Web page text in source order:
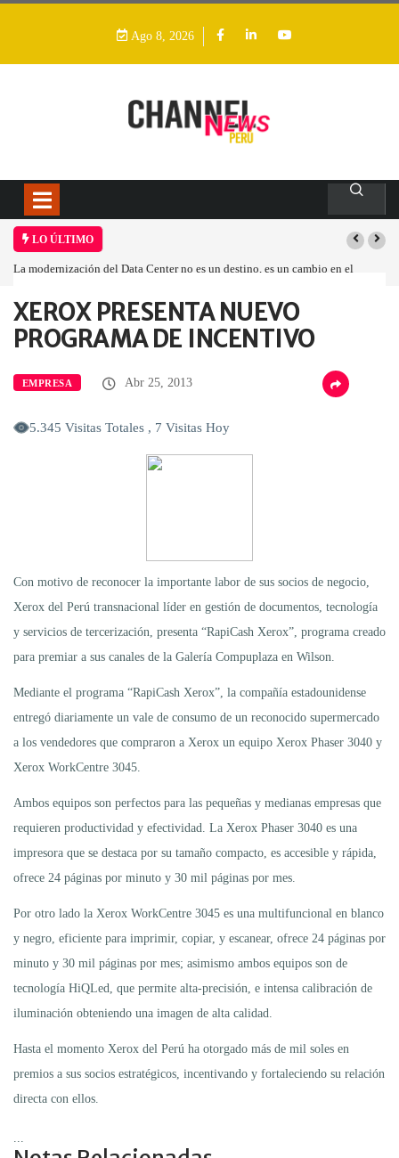
Ago 8, 2026
LO ÚLTIMO
La modernización del Data Center no es un destino, es un cambio en el
Home
Empresa XEROX PRESENTA NUEVO…
XEROX PRESENTA NUEVO
PROGRAMA DE INCENTIVO
EMPRESA Abr 25, 2013
5.345 Visitas Totales , 7 Visitas Hoy
Con motivo de reconocer la importante labor de sus socios de negocio,
Xerox del Perú transnacional líder en gestión de documentos, tecnología
y servicios de tercerización, presenta “RapiCash Xerox”, programa creado
para premiar a sus canales de la Galería Compuplaza en Wilson.
Mediante el programa “RapiCash Xerox”, la compañía estadounidense
entregó diariamente un vale de consumo de un reconocido supermercado
a los vendedores que compraron a Xerox un equipo Xerox Phaser 3040 y
Xerox WorkCentre 3045.
Ambos equipos son perfectos para las pequeñas y medianas empresas que
requieren productividad y efectividad. La Xerox Phaser 3040 es una
impresora que se destaca por su tamaño compacto, es accesible y rápida,
ofrece 24 páginas por minuto y 30 mil páginas por mes.
Por otro lado la Xerox WorkCentre 3045 es una multifuncional en blanco
y negro, eficiente para imprimir, copiar, y escanear, ofrece 24 páginas por
minuto y 30 mil páginas por mes; asimismo ambos equipos son de
tecnología HiQLed, que permite alta-precisión, e intensa calibración de
iluminación obteniendo una imagen de alta calidad.
Hasta el momento Xerox del Perú ha otorgado más de mil soles en
premios a sus socios estratégicos, incentivando y fortaleciendo su relación
directa con ellos.